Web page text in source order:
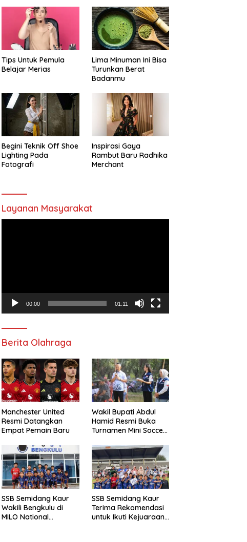
Tips Untuk Pemula
Belajar Merias
Lima Minuman Ini Bisa
Turunkan Berat
Badanmu
Begini Teknik Off Shoe
Lighting Pada
Fotografi
Inspirasi Gaya
Rambut Baru Radhika
Merchant
Layanan Masyarakat
00:00 01:11
Berita Olahraga
Manchester United
Resmi Datangkan
Empat Pemain Baru
Wakil Bupati Abdul
Hamid Resmi Buka
Turnamen Mini Soccer
SSB Semidang Kaur
Wakili Bengkulu di
MILO National
SSB Semidang Kaur
Terima Rekomendasi
untuk Ikuti Kejuaraan